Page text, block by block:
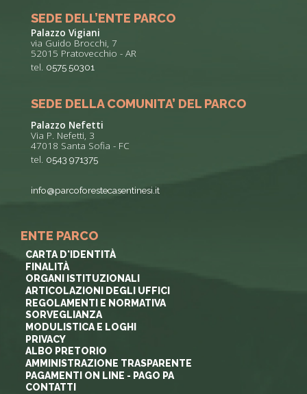
SEDE DELL’ENTE PARCO
Palazzo Vigiani
via Guido Brocchi, 7
52015 Pratovecchio - AR
tel. 0575 50301
SEDE DELLA COMUNITA’ DEL PARCO
Palazzo Nefetti
Via P. Nefetti, 3
47018 Santa Sofia - FC
tel. 0543 971375
info@parcoforestecasentinesi.it
ENTE PARCO
CARTA D'IDENTITÀ
FINALITÀ
ORGANI ISTITUZIONALI
ARTICOLAZIONI DEGLI UFFICI
REGOLAMENTI E NORMATIVA
SORVEGLIANZA
MODULISTICA E LOGHI
PRIVACY
ALBO PRETORIO
AMMINISTRAZIONE TRASPARENTE
PAGAMENTI ON LINE - PAGO PA
CONTATTI